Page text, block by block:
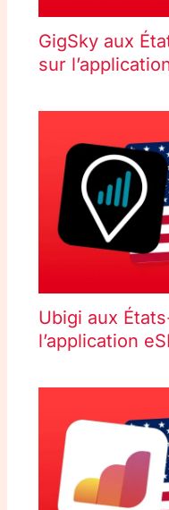
GigSky aux
sur
Ubigi aux
l’application